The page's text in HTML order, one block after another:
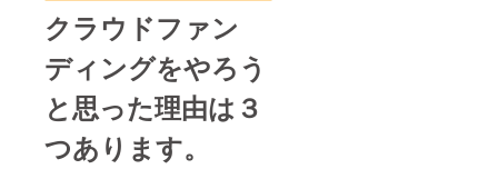
クラウドファン
ディングをやろう
と思った理由は３
つあります。